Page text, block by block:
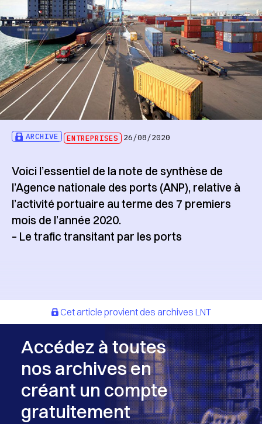
ARCHIVE ENTREPRISES 26/08/2020
Voici l’essentiel de la note de synthèse de
l’Agence nationale des ports (ANP), relative à
l’activité portuaire au terme des 7 premiers
mois de l’année 2020.
– Le trafic transitant par les ports
Cet article provient des archives LNT
Accédez à toutes
nos archives en
créant un compte
gratuitement